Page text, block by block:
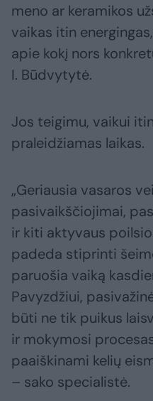
meno ar keramikos
vaikas itin
apie kokį nors
I. Būdvytytė.
Jos teigimu, vaikui
praleidžiamas laikas.
„Geriausia vasaros
pasivaikščiojimai,
ir kiti aktyvaus
padeda stiprinti
paruošia vaiką
Pavyzdžiui,
būti ne tik puikus
ir mokymosi
paaiškinami kelių
– sako specialistė.